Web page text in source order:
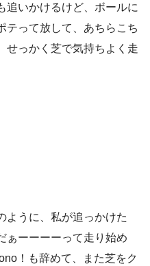
追いかけるけど、ボールに
テって放して、あちらこち
せっかく芝で気持ちよく走
ように、私が追っかけた
ぁーーーーって走り始め
！も辞めて、また芝をク